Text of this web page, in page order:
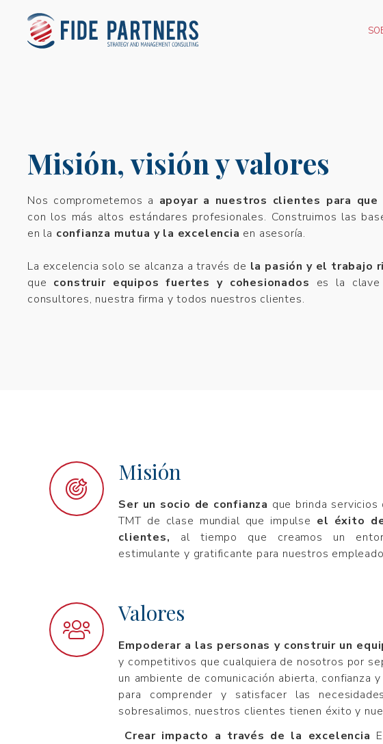
Misión, visión y valores
Nos comprometemos a apoyar a nuestros clientes para
con los más altos estándares profesionales. Construimos las
en la confianza mutua y la excelencia en asesoría.
La excelencia solo se alcanza a través de la pasión y el trabajo
que construir equipos fuertes y cohesionados es la
consultores, nuestra firma y todos nuestros clientes.
Misión
Ser un socio de confianza que brinda servicios
TMT de clase mundial que impulse el éxito
clientes, al tiempo que creamos un
estimulante y gratificante para nuestros
Valores
Empoderar a las personas y construir un
y competitivos que cualquiera de nosotros por
un ambiente de comunicación abierta,
para comprender y satisfacer las
sobresalimos, nuestros clientes tienen éxito y
Crear impacto a través de la excelencia